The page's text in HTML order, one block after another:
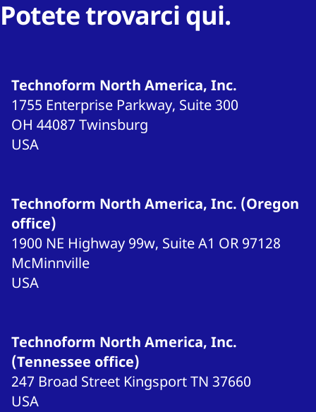
Potete trovarci qui.
Technoform North America, Inc.
1755 Enterprise Parkway, Suite 300
OH 44087 Twinsburg
USA
Technoform North America, Inc. (Oregon
office)
1900 NE Highway 99w, Suite A1 OR 97128
McMinnville
USA
Technoform North America, Inc.
(Tennessee office)
247 Broad Street KingsportTN 37660
USA